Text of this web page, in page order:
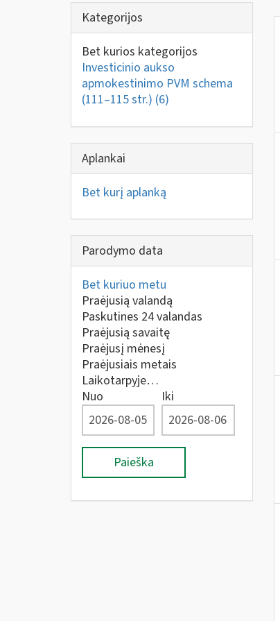
Kategorijos
Bet kurios kategorijos
Investicinio aukso
apmokestinimo PVM schema
(111–115 str.) (6)
Aplankai
Bet kurį aplanką
Parodymo data
Bet kuriuo metu
Praėjusią valandą
Paskutines 24 valandas
Praėjusią savaitę
Praėjusį mėnesį
Praėjusiais metais
Laikotarpyje…
Nuo
Iki
Paieška